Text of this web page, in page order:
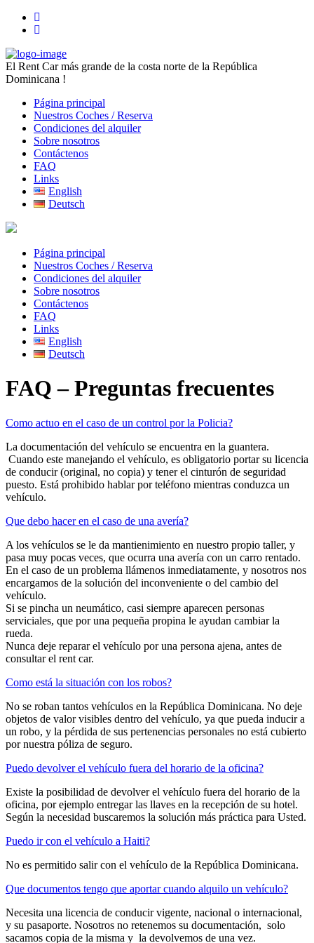
El Rent Car más grande de la costa norte de la República
Dominicana !
Página principal
Nuestros Coches / Reserva
Condiciones del alquiler
Sobre nosotros
Contáctenos
FAQ
Links
English
Deutsch
Página principal
Nuestros Coches / Reserva
Condiciones del alquiler
Sobre nosotros
Contáctenos
FAQ
Links
English
Deutsch
FAQ – Preguntas frecuentes
Como actuo en el caso de un control por la Policia?
La documentación del vehículo se encuentra en la guantera.
Cuando este manejando el vehículo, es obligatorio portar su licencia
de conducir (original, no copia) y tener el cinturón de seguridad
puesto. Está prohibido hablar por teléfono mientras conduzca un
vehículo.
Que debo hacer en el caso de una avería?
A los vehículos se le da mantienimiento en nuestro propio taller, y
pasa muy pocas veces, que ocurra una avería con un carro rentado.
En el caso de un problema llámenos inmediatamente, y nosotros nos
encargamos de la solución del inconveniente o del cambio del
vehículo.
Si se pincha un neumático, casi siempre aparecen personas
serviciales, que por una pequeña propina le ayudan cambiar la
rueda.
Nunca deje reparar el vehículo por una persona ajena, antes de
consultar el rent car.
Como está la situación con los robos?
No se roban tantos vehículos en la República Dominicana. No deje
objetos de valor visibles dentro del vehículo, ya que pueda inducir a
un robo, y la pérdida de sus pertenencias personales no está cubierto
por nuestra póliza de seguro.
Puedo devolver el vehículo fuera del horario de la oficina?
Existe la posibilidad de devolver el vehículo fuera del horario de la
oficina, por ejemplo entregar las llaves en la recepción de su hotel.
Según la necesidad buscaremos la solución más práctica para Usted.
Puedo ir con el vehículo a Haiti?
No es permitido salir con el vehículo de la República Dominicana.
Que documentos tengo que aportar cuando alquilo un vehículo?
Necesita una licencia de conducir vigente, nacional o internacional,
y su pasaporte. Nosotros no retenemos su documentación, solo
sacamos copia de la misma y la devolvemos de una vez.